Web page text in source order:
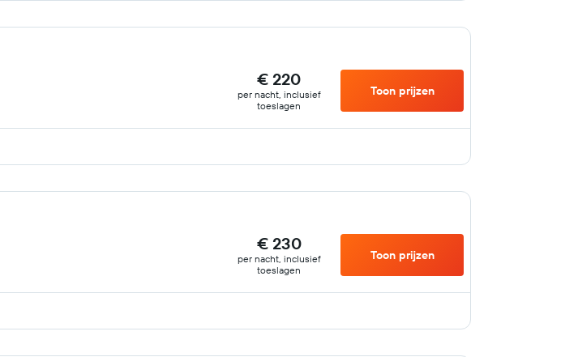
€ 220
per nacht, inclusief
toeslagen
Toon prijzen
€ 230
per nacht, inclusief
toeslagen
Toon prijzen